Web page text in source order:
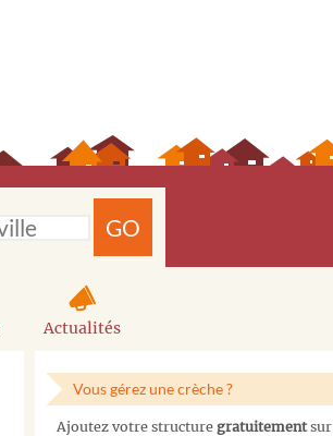
GO
Actualités
Vous gérez une crèche ?
Ajoutez votre structure gratuitementsur